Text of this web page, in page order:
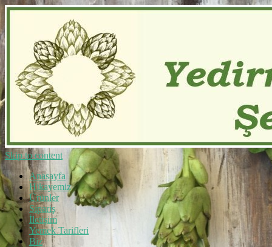
Skip to content
Anasayfa
Hikayemiz
Ürünler
Sipariş
İletişim
Yemek Tarifleri
Biz